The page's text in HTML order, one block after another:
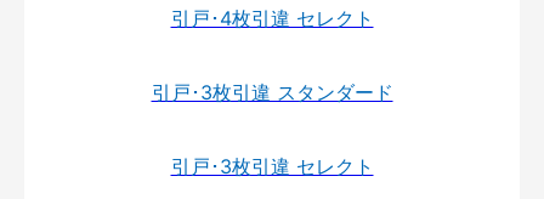
引戸･4枚引違 セレクト
引戸･3枚引違 スタンダード
引戸･3枚引違 セレクト